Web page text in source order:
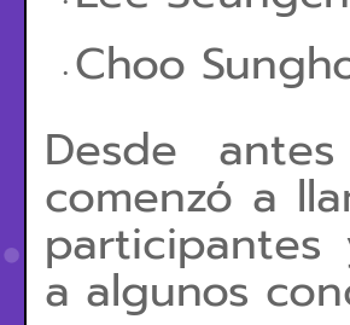
Choo
Desde
comenzó a
a algunos